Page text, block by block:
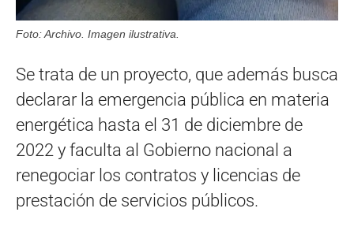
Foto: Archivo. Imagen ilustrativa.
Se trata de un proyecto, que además busca
declarar la emergencia pública en materia
energética hasta el 31 de diciembre de
2022 y faculta al Gobierno nacional a
renegociar los contratos y licencias de
prestación de servicios públicos.